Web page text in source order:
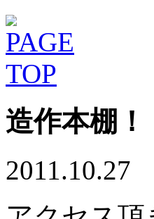
造作本棚！
2011.10.27